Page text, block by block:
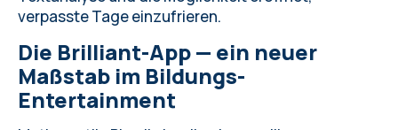
verpasste Tage einzufrieren.
Die Brilliant-App — ein neuer
Maßstab im Bildungs-
Entertainment